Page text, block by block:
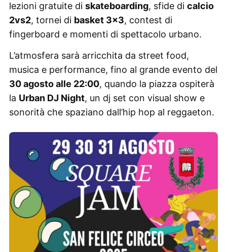
lezioni gratuite di skateboarding, sfide di calcio
2vs2, tornei di basket 3×3, contest di
fingerboard e momenti di spettacolo urbano.
L’atmosfera sarà arricchita da street food,
musica e performance, fino al grande evento del
30 agosto alle 22:00, quando la piazza ospiterà
la Urban DJ Night, un dj set con visual show e
sonorità che spaziano dall’hip hop al reggaeton.